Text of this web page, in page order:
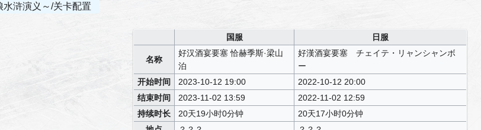
水浒演义～/关卡配置
国服 日服
名称
好汉酒宴要塞 恰赫季斯·梁山
泊
好漢酒宴要塞 チェイテ・リャンシャンボ
ー
开始时间
2023-10-12 19:00
2022-10-12 20:00
结束时间
2023-11-02 13:59
2022-11-02 12:59
持续时长
20天19小时0分钟
20天17小时0分钟